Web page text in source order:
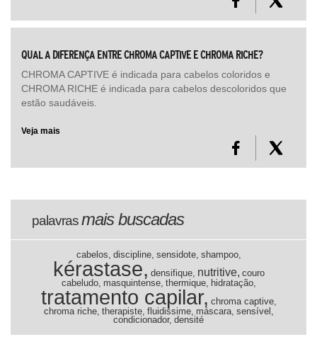
QUAL A DIFERENÇA ENTRE CHROMA CAPTIVE E CHROMA RICHE?
CHROMA CAPTIVE é indicada para cabelos coloridos e
CHROMA RICHE é indicada para cabelos descoloridos que
estão saudáveis.
Veja mais
palavrasmais buscadas
cabelos, discipline, sensidote, shampoo,
kérastase, densifique, nutritive, couro
cabeludo, masquintense, thermique, hidratação,
tratamento capilar, chroma captive,
chroma riche, therapiste, fluidissime, máscara, sensível,
condicionador, densité